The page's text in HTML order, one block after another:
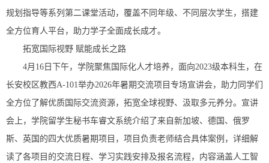
规划指导等系列第二课堂活动，覆盖不同年级、不同层次学生，搭建
全方位育人平台，助力学子全面成长成才。
拓宽国际视野 赋能成长之路
4月16日下午，学院聚焦国际化人才培养，面向2023级本科生，在
长安校区教西A-101举办2026年暑期交流项目专场宣讲会，助力同学们
全方位了解优质国际交流资源，拓宽全球视野、汲取多元养分。宣讲
会上，学院留学生秘书车睿文系统介绍了来自新加坡、德国、俄罗
斯、英国的四大优质暑期项目，项目负责老师结合具体案例，详细解
读了各项目的交流日程、学习实践安排及报名流程，内容涵盖人工智